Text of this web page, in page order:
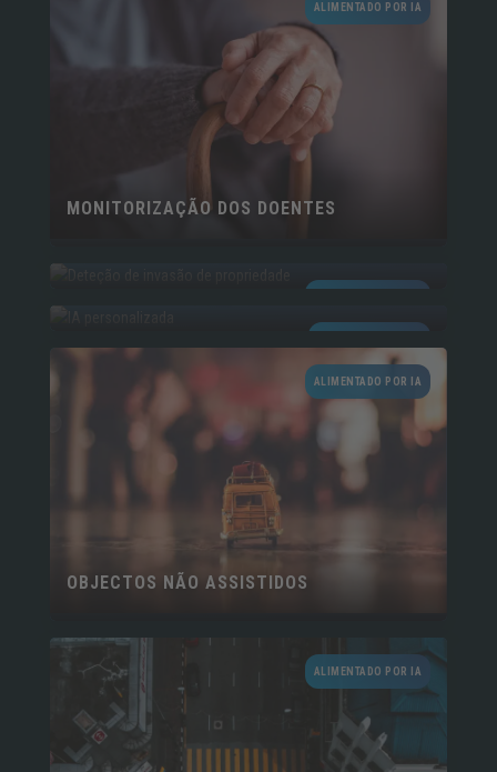
ALIMENTADO POR IA
MONITORIZAÇÃO DOS DOENTES
ALIMENTADO POR IA
OBJECTOS NÃO ASSISTIDOS
ALIMENTADO POR IA